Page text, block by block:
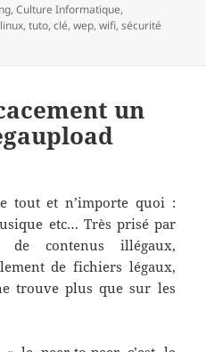
,Culture Informatique,
linux,tuto,clé,wep,wifi,sécurité
un
tout et n’importe quoi :
etc… Très prisé par
contenus illégaux,
de fichiers légaux,
trouve plus que sur les